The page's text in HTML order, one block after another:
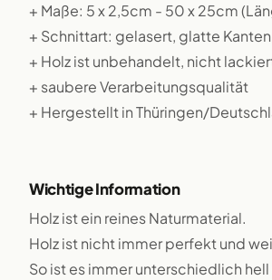
+ Maße: 5 x 2,5cm - 50 x 25cm
+ Schnittart: gelasert, glatte Kanten
+ Holz ist unbehandelt, nicht
+ saubere Verarbeitungsqualität
+ Hergestellt in Thüringen/
Wichtige Information
Holz ist ein reines Naturmaterial.
Holz ist nicht immer perfekt und
So ist es immer unterschiedlich